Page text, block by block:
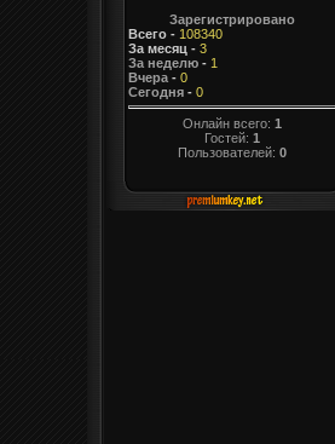
Зарегистрировано
Всего- 108340
За месяц - 3
За неделю- 1
Вчера- 0
Сегодня- 0
Онлайн всего: 1
Гостей: 1
Пользователей: 0